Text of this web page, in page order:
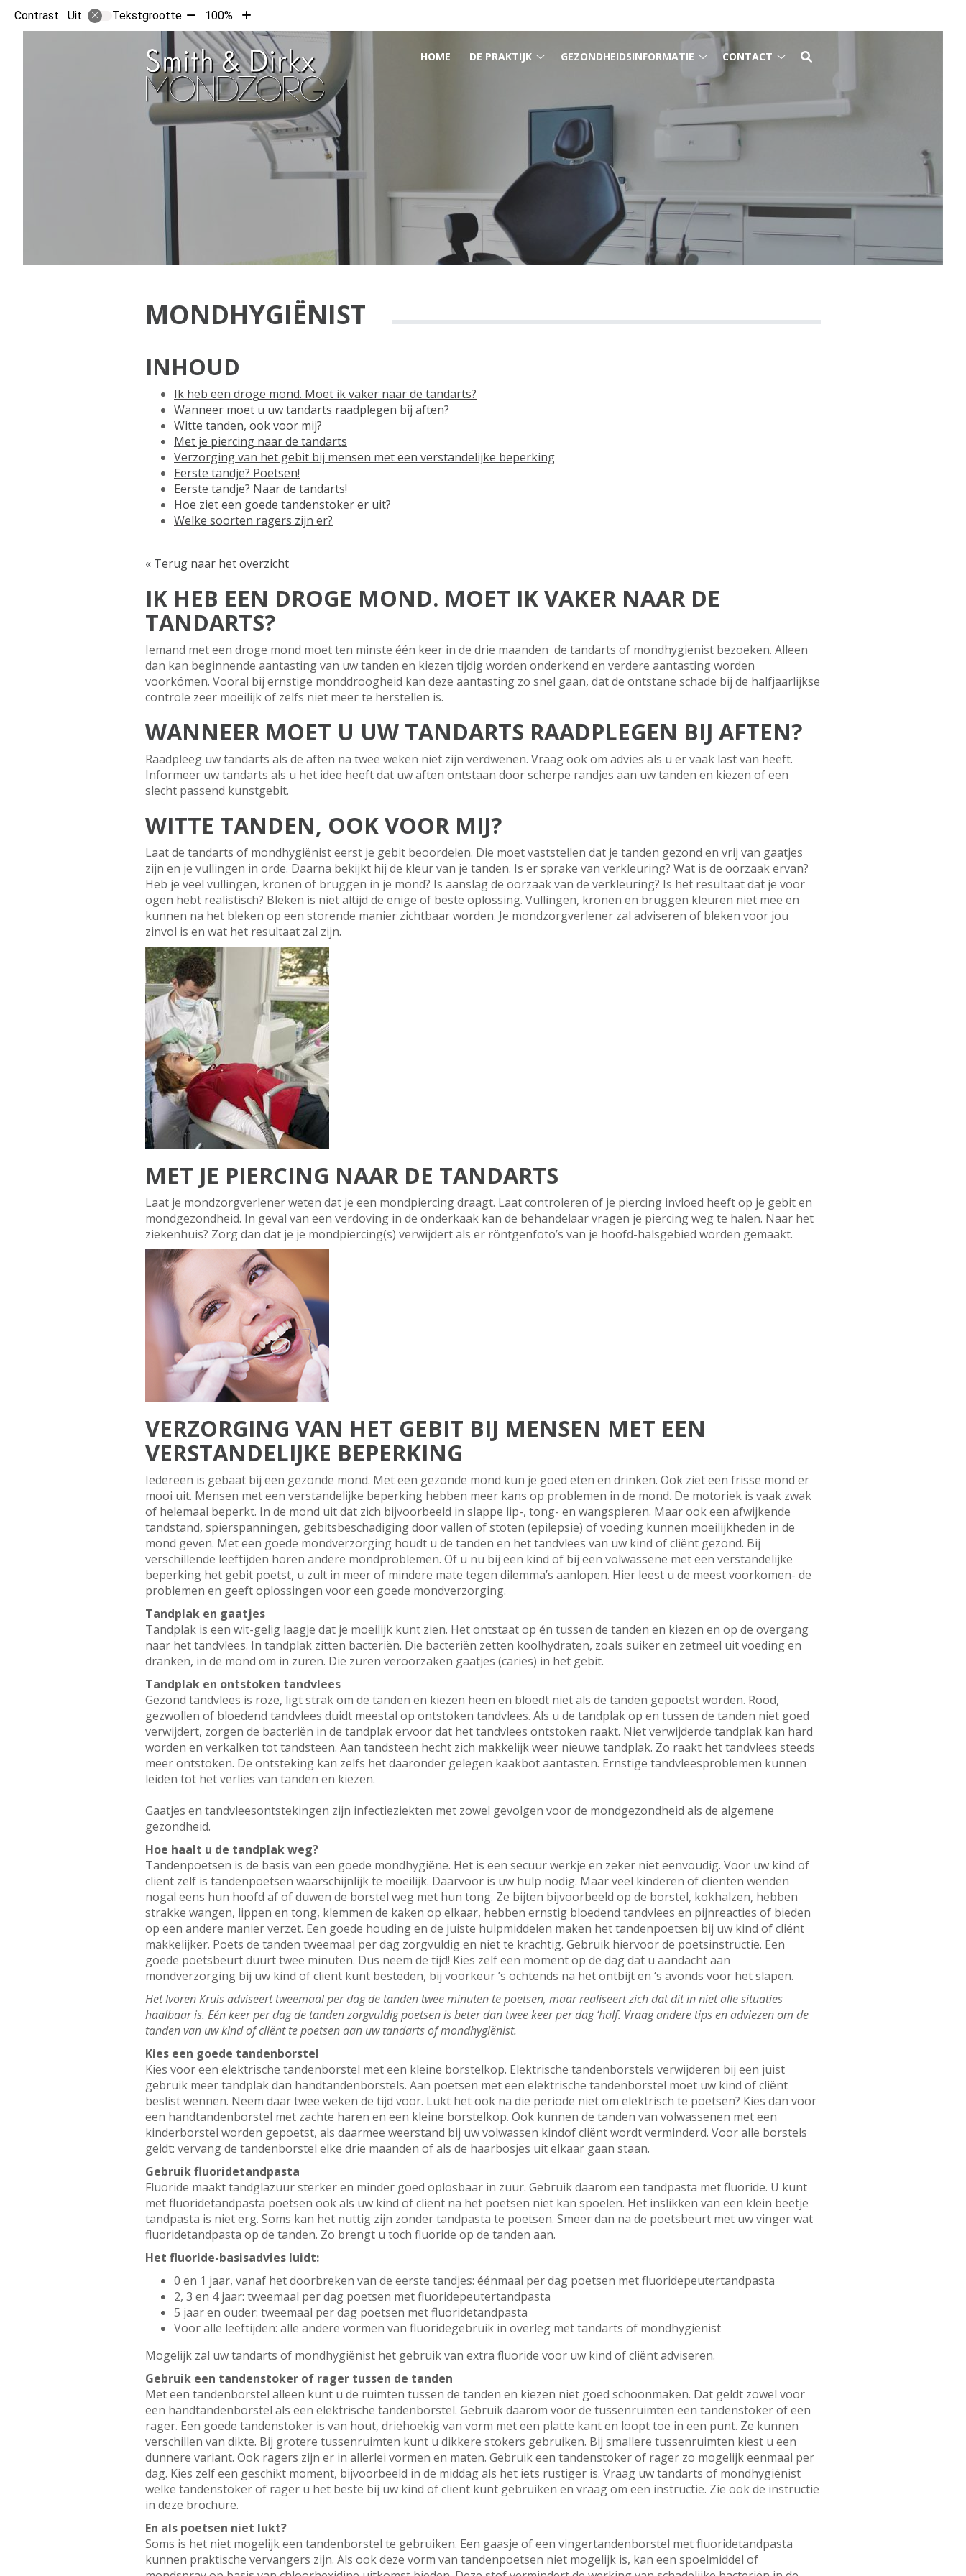
Contrast Uit Tekstgrootte Tekst
verkleinen
met
10%
100%
Tekst
vergroten
met
10%
HOOFDMENU
HOME DE PRAKTIJK
submenu
GEZONDHEIDSINFORMATIE
Gezondheidsinformatie
submenu
CONTACT
MONDHYGIËNIST
INHOUD
Ik heb een droge mond. Moet ik vaker naar de tandarts?
Wanneer moet u uw tandarts raadplegen bij aften?
Witte tanden, ook voor mij?
Met je piercing naar de tandarts
Verzorging van het gebit bij mensen met een verstandelijke beperking
Eerste tandje? Poetsen!
Eerste tandje? Naar de tandarts!
Hoe ziet een goede tandenstoker er uit?
Welke soorten ragers zijn er?
« Terug naar het overzicht
IK HEB EEN DROGE MOND. MOET IK VAKER NAAR DE
TANDARTS?
Iemand met een droge mond moet ten minste één keer in de drie maanden de tandarts of mondhygiënist bezoeken. Alleen
dan kan beginnende aantasting van uw tanden en kiezen tijdig worden onderkend en verdere aantasting worden
voorkómen. Vooral bij ernstige monddroogheid kan deze aantasting zo snel gaan, dat de ontstane schade bij de halfjaarlijkse
controle zeer moeilijk of zelfs niet meer te herstellen is.
WANNEER MOET U UW TANDARTS RAADPLEGEN BIJ AFTEN?
Raadpleeg uw tandarts als de aften na twee weken niet zijn verdwenen. Vraag ook om advies als u er vaak last van heeft.
Informeer uw tandarts als u het idee heeft dat uw aften ontstaan door scherpe randjes aan uw tanden en kiezen of een
slecht passend kunstgebit.
WITTE TANDEN, OOK VOOR MIJ?
Laat de tandarts of mondhygiënist eerst je gebit beoordelen. Die moet vaststellen dat je tanden gezond en vrij van gaatjes
zijn en je vullingen in orde. Daarna bekijkt hij de kleur van je tanden. Is er sprake van verkleuring? Wat is de oorzaak ervan?
Heb je veel vullingen, kronen of bruggen in je mond? Is aanslag de oorzaak van de verkleuring? Is het resultaat dat je voor
ogen hebt realistisch? Bleken is niet altijd de enige of beste oplossing. Vullingen, kronen en bruggen kleuren niet mee en
kunnen na het bleken op een storende manier zichtbaar worden. Je mondzorgverlener zal adviseren of bleken voor jou
zinvol is en wat het resultaat zal zijn.
MET JE PIERCING NAAR DE TANDARTS
Laat je mondzorgverlener weten dat je een mondpiercing draagt. Laat controleren of je piercing invloed heeft op je gebit en
mondgezondheid. In geval van een verdoving in de onderkaak kan de behandelaar vragen je piercing weg te halen. Naar het
ziekenhuis? Zorg dan dat je je mondpiercing(s) verwijdert als er röntgenfoto’s van je hoofd-halsgebied worden gemaakt.
VERZORGING VAN HET GEBIT BIJ MENSEN MET EEN
VERSTANDELIJKE BEPERKING
Iedereen is gebaat bij een gezonde mond. Met een gezonde mond kun je goed eten en drinken. Ook ziet een frisse mond er
mooi uit. Mensen met een verstandelijke beperking hebben meer kans op problemen in de mond. De motoriek is vaak zwak
of helemaal beperkt. In de mond uit dat zich bijvoorbeeld in slappe lip-, tong- en wangspieren. Maar ook een afwijkende
tandstand, spierspanningen, gebitsbeschadiging door vallen of stoten (epilepsie) of voeding kunnen moeilijkheden in de
mond geven. Met een goede mondverzorging houdt u de tanden en het tandvlees van uw kind of cliënt gezond. Bij
verschillende leeftijden horen andere mondproblemen. Of u nu bij een kind of bij een volwassene met een verstandelijke
beperking het gebit poetst, u zult in meer of mindere mate tegen dilemma’s aanlopen. Hier leest u de meest voorkomen- de
problemen en geeft oplossingen voor een goede mondverzorging.
Tandplak en gaatjes
Tandplak is een wit-gelig laagje dat je moeilijk kunt zien. Het ontstaat op én tussen de tanden en kiezen en op de overgang
naar het tandvlees. In tandplak zitten bacteriën. Die bacteriën zetten koolhydraten, zoals suiker en zetmeel uit voeding en
dranken, in de mond om in zuren. Die zuren veroorzaken gaatjes (cariës) in het gebit.
Tandplak en ontstoken tandvlees
Gezond tandvlees is roze, ligt strak om de tanden en kiezen heen en bloedt niet als de tanden gepoetst worden. Rood,
gezwollen of bloedend tandvlees duidt meestal op ontstoken tandvlees. Als u de tandplak op en tussen de tanden niet goed
verwijdert, zorgen de bacteriën in de tandplak ervoor dat het tandvlees ontstoken raakt. Niet verwijderde tandplak kan hard
worden en verkalken tot tandsteen. Aan tandsteen hecht zich makkelijk weer nieuwe tandplak. Zo raakt het tandvlees steeds
meer ontstoken. De ontsteking kan zelfs het daaronder gelegen kaakbot aantasten. Ernstige tandvleesproblemen kunnen
leiden tot het verlies van tanden en kiezen.
Gaatjes en tandvleesontstekingen zijn infectieziekten met zowel gevolgen voor de mondgezondheid als de algemene
gezondheid.
Hoe haalt u de tandplak weg?
Tandenpoetsen is de basis van een goede mondhygiëne. Het is een secuur werkje en zeker niet eenvoudig. Voor uw kind of
cliënt zelf is tandenpoetsen waarschijnlijk te moeilijk. Daarvoor is uw hulp nodig. Maar veel kinderen of cliënten wenden
nogal eens hun hoofd af of duwen de borstel weg met hun tong. Ze bijten bijvoorbeeld op de borstel, kokhalzen, hebben
strakke wangen, lippen en tong, klemmen de kaken op elkaar, hebben ernstig bloedend tandvlees en pijnreacties of bieden
op een andere manier verzet. Een goede houding en de juiste hulpmiddelen maken het tandenpoetsen bij uw kind of cliënt
makkelijker. Poets de tanden tweemaal per dag zorgvuldig en niet te krachtig. Gebruik hiervoor de poetsinstructie. Een
goede poetsbeurt duurt twee minuten. Dus neem de tijd! Kies zelf een moment op de dag dat u aandacht aan
mondverzorging bij uw kind of cliënt kunt besteden, bij voorkeur ’s ochtends na het ontbijt en ‘s avonds voor het slapen.
Het Ivoren Kruis adviseert tweemaal per dag de tanden twee minuten te poetsen, maar realiseert zich dat dit in niet alle situaties
haalbaar is. Eén keer per dag de tanden zorgvuldig poetsen is beter dan twee keer per dag ‘half. Vraag andere tips en adviezen om de
tanden van uw kind of cliënt te poetsen aan uw tandarts of mondhygiënist.
Kies een goede tandenborstel
Kies voor een elektrische tandenborstel met een kleine borstelkop. Elektrische tandenborstels verwijderen bij een juist
gebruik meer tandplak dan handtandenborstels. Aan poetsen met een elektrische tandenborstel moet uw kind of cliënt
beslist wennen. Neem daar twee weken de tijd voor. Lukt het ook na die periode niet om elektrisch te poetsen? Kies dan voor
een handtandenborstel met zachte haren en een kleine borstelkop. Ook kunnen de tanden van volwassenen met een
kinderborstel worden gepoetst, als daarmee weerstand bij uw volwassen kindof cliënt wordt verminderd. Voor alle borstels
geldt: vervang de tandenborstel elke drie maanden of als de haarbosjes uit elkaar gaan staan.
Gebruik fluoridetandpasta
Fluoride maakt tandglazuur sterker en minder goed oplosbaar in zuur. Gebruik daarom een tandpasta met fluoride. U kunt
met fluoridetandpasta poetsen ook als uw kind of cliënt na het poetsen niet kan spoelen. Het inslikken van een klein beetje
tandpasta is niet erg. Soms kan het nuttig zijn zonder tandpasta te poetsen. Smeer dan na de poetsbeurt met uw vinger wat
fluoridetandpasta op de tanden. Zo brengt u toch fluoride op de tanden aan.
Het fluoride-basisadvies luidt:
0 en 1 jaar, vanaf het doorbreken van de eerste tandjes: éénmaal per dag poetsen met fluoridepeutertandpasta
2, 3 en 4 jaar: tweemaal per dag poetsen met fluoridepeutertandpasta
5 jaar en ouder: tweemaal per dag poetsen met fluoridetandpasta
Voor alle leeftijden: alle andere vormen van fluoridegebruik in overleg met tandarts of mondhygiënist
Mogelijk zal uw tandarts of mondhygiënist het gebruik van extra fluoride voor uw kind of cliënt adviseren.
Gebruik een tandenstoker of rager tussen de tanden
Met een tandenborstel alleen kunt u de ruimten tussen de tanden en kiezen niet goed schoonmaken. Dat geldt zowel voor
een handtandenborstel als een elektrische tandenborstel. Gebruik daarom voor de tussenruimten een tandenstoker of een
rager. Een goede tandenstoker is van hout, driehoekig van vorm met een platte kant en loopt toe in een punt. Ze kunnen
verschillen van dikte. Bij grotere tussenruimten kunt u dikkere stokers gebruiken. Bij smallere tussenruimten kiest u een
dunnere variant. Ook ragers zijn er in allerlei vormen en maten. Gebruik een tandenstoker of rager zo mogelijk eenmaal per
dag. Kies zelf een geschikt moment, bijvoorbeeld in de middag als het iets rustiger is. Vraag uw tandarts of mondhygiënist
welke tandenstoker of rager u het beste bij uw kind of cliënt kunt gebruiken en vraag om een instructie. Zie ook de instructie
in deze brochure.
En als poetsen niet lukt?
Soms is het niet mogelijk een tandenborstel te gebruiken. Een gaasje of een vingertandenborstel met fluoridetandpasta
kunnen praktische vervangers zijn. Als ook deze vorm van tandenpoetsen niet mogelijk is, kan een spoelmiddel of